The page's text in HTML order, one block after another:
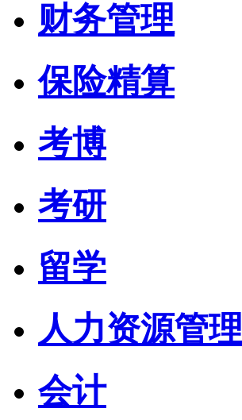
财务管理
保险精算
考博
考研
留学
人力资源管理
会计